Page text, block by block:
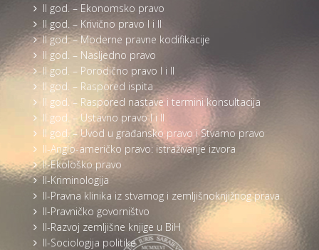
II god. – Ekonomsko pravo
II god. – Krivično pravo I i II
II god. – Moderne pravne kodifikacije
II god. – Nasljedno pravo
II god. – Porodično pravo I i II
II god. – Raspored ispita
II god. – Raspored nastave i termini konsultacija
II god. – Ustavno pravo I i II
II god. – Uvod u građansko pravo i Stvarno pravo
II-Anglo-američko pravo: istraživanje izvora
II-Ekološko pravo
II-Kriminologija
II-Pravna klinika iz stvarnog i zemljišnoknjižnog prava
II-Pravničko govorništvo
II-Razvoj zemljišne knjige u BiH
II-Sociologija politike